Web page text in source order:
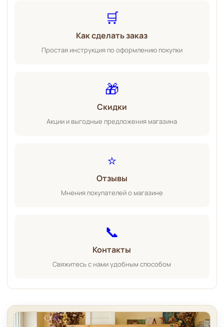
🛒
Как сделать заказ
Простая инструкция по оформлению покупки
🎁
Скидки
Акции и выгодные предложения магазина
⭐
Отзывы
Мнения покупателей о магазине
📞
Контакты
Свяжитесь с нами удобным способом